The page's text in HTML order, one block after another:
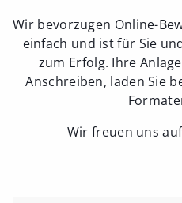
Wir bevorzugen Online-
einfach und ist für Sie
zum Erfolg. Ihre
Anschreiben, laden Sie
Wir freuen uns